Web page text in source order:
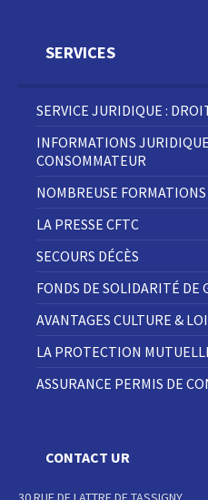
SERVICES
SERVICE JURIDIQUE :
INFORMATIONS
CONSOMMATEUR
NOMBREUSE
LA PRESSE CFTC
SECOURS DÉCÈS
FONDS DE SOLIDARITÉ DE
AVANTAGES CULTURE &
LA PROTECTION
ASSURANCE PERMIS DE
CONTACT UR